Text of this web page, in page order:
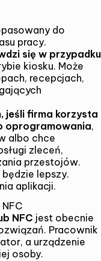
do
pracy.
się w przypadku
kiosku. Może
recepcjach,
jeśli firma korzysta
oprogramowania,
albo chce
zleceń,
przestojów.
lepszy.
aplikacji.
NFC jest obecnie
Pracownik
a urządzenie
osoby.